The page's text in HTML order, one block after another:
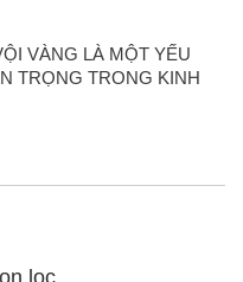
VÀNG LÀ MỘT YẾU
TRỌNG TRONG KINH
lọc